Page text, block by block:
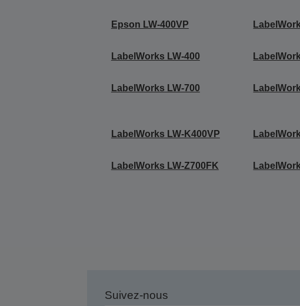
Epson LW-400VP
LabelWorks LW-400
LabelWorks LW-700
LabelWorks LW-K400VP
LabelWorks LW-Z700FK
Suivez-nous